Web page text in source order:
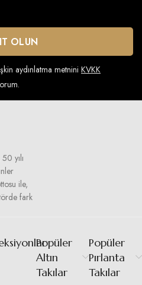
aydınlatma metnini KVKK
yılı
ile,
fark
Popüler
Altın
Takılar
Popüler
Pırlanta
Takılar